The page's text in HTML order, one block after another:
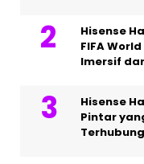
Hisense
FIFA
Imersif
Hisense
Pintar